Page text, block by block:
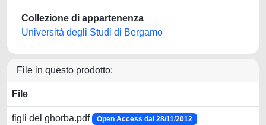
Collezione di appartenenza
Università degli Studi di Bergamo
File in questo prodotto:
File
figli del ghorba.pdf Open Access dal 28/11/2012